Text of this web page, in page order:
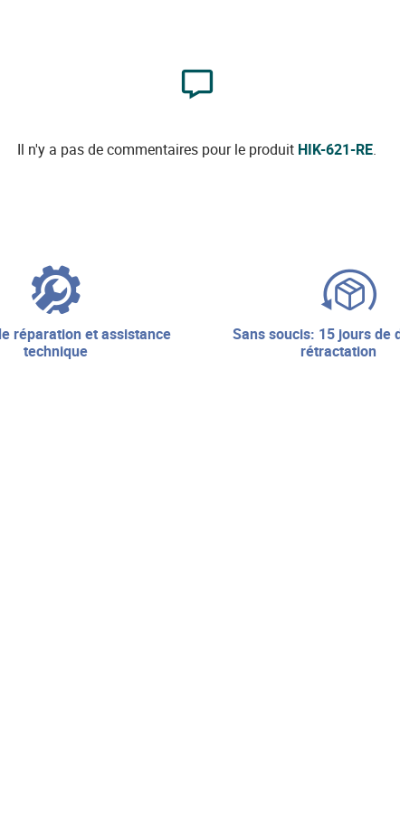
Il n'y a pas de commentaires pour le produit HIK-621-RE.
technique
sans soucis: 15 jours de droit de
rétractation